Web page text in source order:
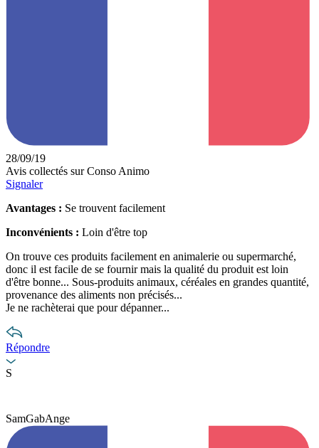
28/09/19
Avis collectés sur Conso Animo
Signaler
Avantages : Se trouvent facilement
Inconvénients : Loin d'être top
On trouve ces produits facilement en animalerie ou supermarché,
donc il est facile de se fournir mais la qualité du produit est loin
d'être bonne... Sous-produits animaux, céréales en grandes quantité,
provenance des aliments non précisés...
Je ne rachèterai que pour dépanner...
Répondre
S
SamGabAnge